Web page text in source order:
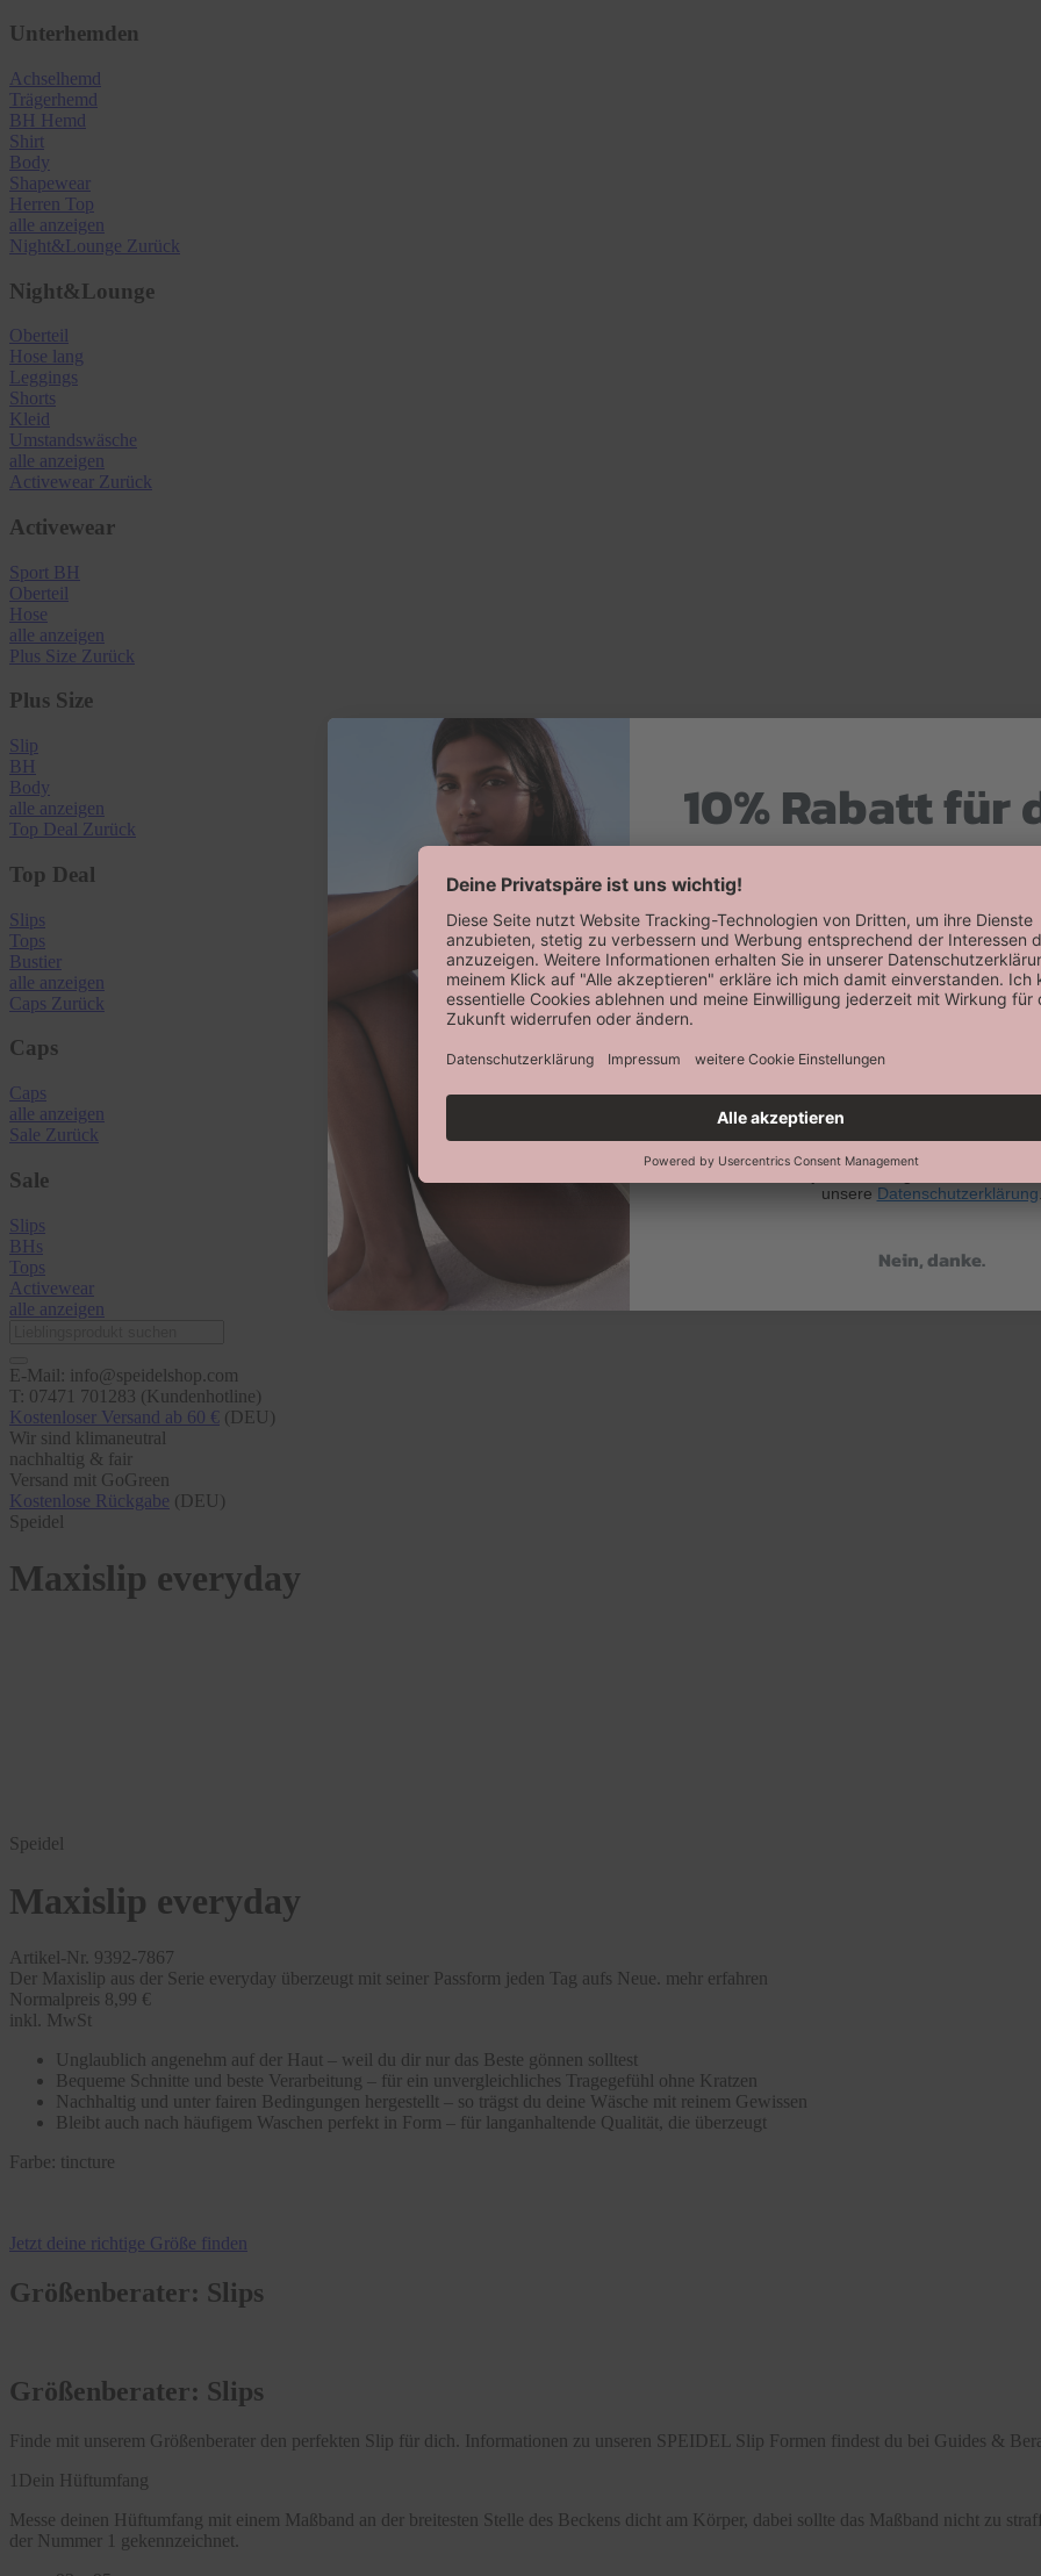
Unterhemden
Achselhemd
Trägerhemd
BH Hemd
Shirt
Body
Shapewear
Herren Top
alle anzeigen
Night&Lounge Zurück
Night&Lounge
Oberteil
Hose lang
Leggings
Shorts
Kleid
Umstandswäsche
alle anzeigen
Activewear Zurück
Activewear
Sport BH
Oberteil
Hose
alle anzeigen
Plus Size Zurück
Plus Size
Slip
BH
Body
alle anzeigen
Top Deal Zurück
Top Deal
Slips
Tops
Bustier
alle anzeigen
Caps Zurück
Caps
Caps
alle anzeigen
Sale Zurück
Sale
Slips
BHs
Tops
Activewear
alle anzeigen
E-Mail: info@speidelshop.com
T: 07471 701283 (Kundenhotline)
Kostenloser Versand ab 60 € (DEU)
Wir sind klimaneutral
nachhaltig & fair
Versand mit GoGreen
Kostenlose Rückgabe (DEU)
Speidel
Maxislip everyday
Speidel
Maxislip everyday
Artikel-Nr. 9392-7867
Der Maxislip aus der Serie everyday überzeugt mit seiner Passform jeden Tag aufs Neue. mehr erfahren
Normalpreis 8,99 €
inkl. MwSt
Unglaublich angenehm auf der Haut – weil du dir nur das Beste gönnen solltest
Bequeme Schnitte und beste Verarbeitung – für ein unvergleichliches Tragegefühl ohne Kratzen
Nachhaltig und unter fairen Bedingungen hergestellt – so trägst du deine Wäsche mit reinem Gewissen
Bleibt auch nach häufigem Waschen perfekt in Form – für langanhaltende Qualität, die überzeugt
Farbe: tincture
Jetzt deine richtige Größe finden
Größenberater: Slips
Größenberater: Slips
Finde mit unserem Größenberater den perfekten Slip für dich. Informationen zu unseren SPEIDEL Slip Formen findest du bei Guides &
1 Dein Hüftumfang
Messe deinen Hüftumfang mit einem Maßband an der breitesten Stelle des Beckens dicht am Körper, dabei sollte das Maßband nicht zu
der Nummer 1 gekennzeichnet.
10% Rabatt für
Willkommensrabatt auf deine erste
erhalten!
Abonnieren
Keine Datenweitergabe an Dritte. Eine
jederzeit möglich. Hier findest
unsere Datenschutzerklärung
Nein, danke.